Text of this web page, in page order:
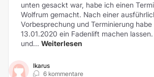
unten gesackt war, habe ich einen
Wolfrum gemacht. Nach einer
Vorbesprechung und Terminierung
13.01.2020 ein Fadenlift machen
und... Weiterlesen
Ikarus
6 kommentare